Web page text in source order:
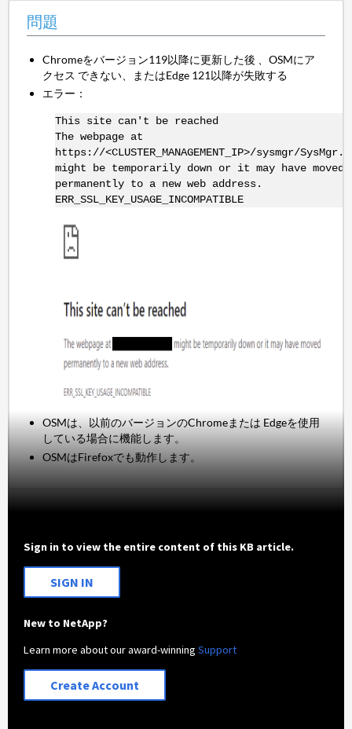
問題
Chromeをバージョン119以降に更新した後 、OSMにア
クセス できない、またはEdge 121以降が失敗する
エラー：
This site can't be reached
The webpage at
https://<CLUSTER_MANAGEMENT_IP>/sysmgr/
might be temporarily down or it may have moved
permanently to a new web address.
ERR_SSL_KEY_USAGE_INCOMPATIBLE
OSMは、以前のバージョンのChromeまたは Edgeを使用
している場合に機能します。
OSMはFirefoxでも動作します。
Sign in to view the entire content of this KB article.
SIGN IN
New to NetApp?
Learn more about our award-winningSupport
Create Account